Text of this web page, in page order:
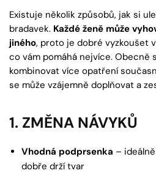
Existuje několik způsobů, jak si
bradavek. Každé ženě může
jiného, proto je dobré vyzkoušet
co vám pomáhá nejvíce. Obecně
kombinovat více opatření
se může vzájemně doplňovat a
1. ZMĚNA NÁVYKŮ
Vhodná podprsenka –
dobře drží tvar